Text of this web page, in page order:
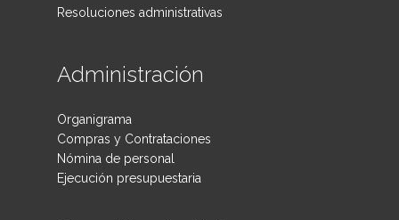
Resoluciones administrativas
Administración
Organigrama
Compras y Contrataciones
Nómina de personal
Ejecución presupuestaria